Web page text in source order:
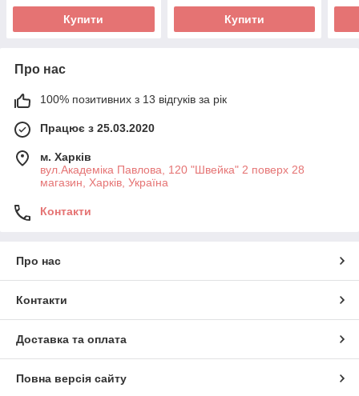
Купити Купити
Про нас
100% позитивних з 13 відгуків за рік
Працює з 25.03.2020
м. Харків
вул.Академіка Павлова, 120 "Швейка" 2 поверх 28
магазин, Харків, Україна
Контакти
Про нас
Контакти
Доставка та оплата
Повна версія сайту